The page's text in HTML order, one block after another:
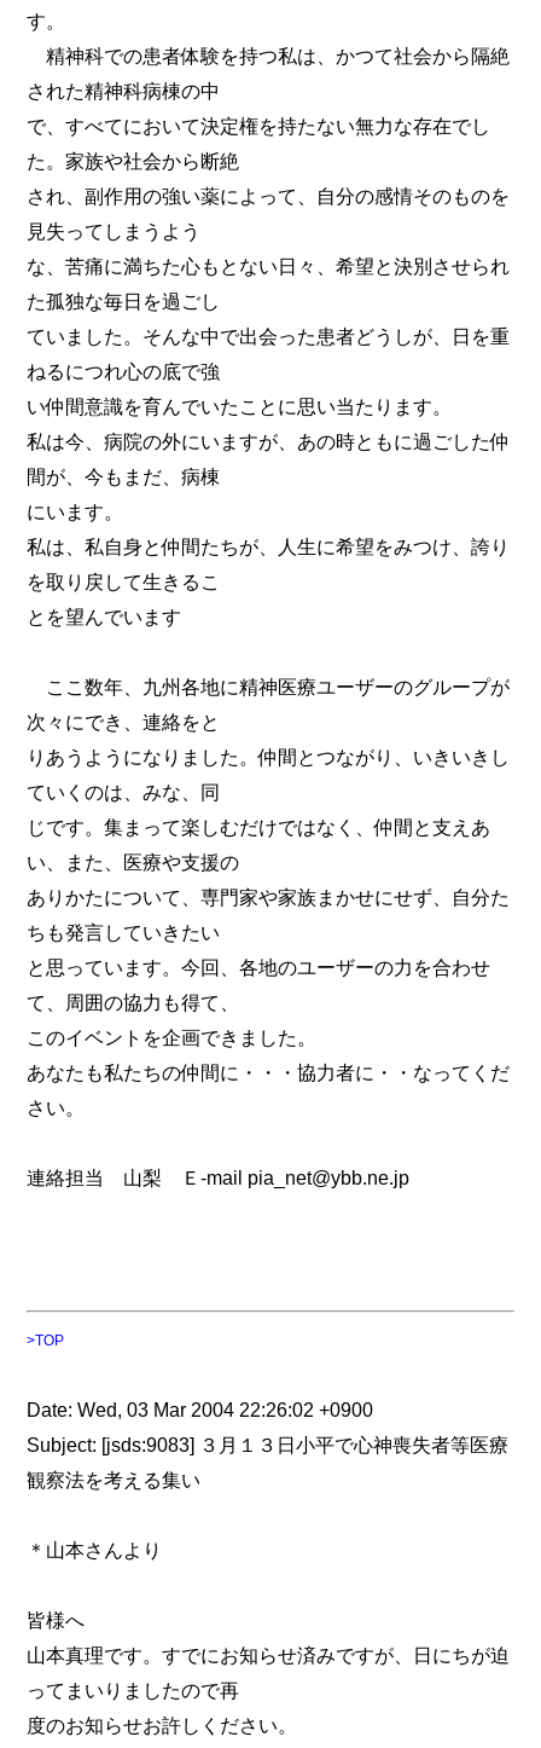
す。
精神科での患者体験を持つ私は、かつて社会から隔絶
された精神科病棟の中
で、すべてにおいて決定権を持たない無力な存在でし
た。家族や社会から断絶
され、副作用の強い薬によって、自分の感情そのものを
見失ってしまうよう
な、苦痛に満ちた心もとない日々、希望と決別させられ
た孤独な毎日を過ごし
ていました。そんな中で出会った患者どうしが、日を重
ねるにつれ心の底で強
い仲間意識を育んでいたことに思い当たります。
私は今、病院の外にいますが、あの時ともに過ごした仲
間が、今もまだ、病棟
にいます。
私は、私自身と仲間たちが、人生に希望をみつけ、誇り
を取り戻して生きるこ
とを望んでいます
ここ数年、九州各地に精神医療ユーザーのグループが
次々にでき、連絡をと
りあうようになりました。仲間とつながり、いきいきし
ていくのは、みな、同
じです。集まって楽しむだけではなく、仲間と支えあ
い、また、医療や支援の
ありかたについて、専門家や家族まかせにせず、自分た
ちも発言していきたい
と思っています。今回、各地のユーザーの力を合わせ
て、周囲の協力も得て、
このイベントを企画できました。
あなたも私たちの仲間に・・・協力者に・・なってくだ
さい。
連絡担当 山梨 Ｅ-mail pia_net@ybb.ne.jp
>TOP
Date: Wed, 03 Mar 2004 22:26:02 +0900
Subject: [jsds:9083] ３月１３日小平で心神喪失者等医療
観察法を考える集い
＊山本さんより
皆様へ
山本真理です。すでにお知らせ済みですが、日にちが迫
ってまいりましたので再
度のお知らせお許しください。